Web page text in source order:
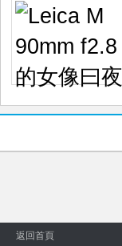
返回首頁